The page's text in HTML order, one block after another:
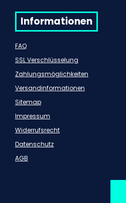
Informationen
FAQ
SSL Verschlüsselung
Zahlungsmöglichkeiten
Versandinformationen
Sitemap
Impressum
Widerrufsrecht
Datenschutz
AGB